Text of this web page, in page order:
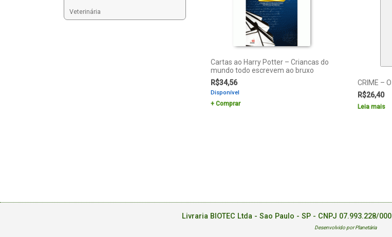
Cartas ao Harry Potter – Criancas do
mundo todo escrevem ao bruxo
R$34,56
Disponível
Comprar
CRIME –
R$26,40
Leia mais
Veterinária
Livraria BIOTEC Ltda - Sao Paulo - SP - CNPJ 07.993.228/
Desenvolvido por Planetária